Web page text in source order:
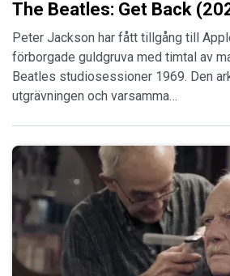
The Beatles: Get Back
Peter Jackson har fått tillgång till
förborgade guldgruva med timtal av
Beatles studiosessioner 1969. Den
utgrävningen och varsamma…